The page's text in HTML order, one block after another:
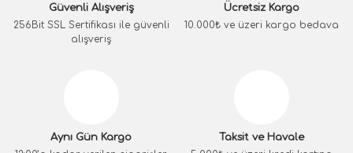
Güvenli Alışveriş
256Bit SSL Sertifikası ile güvenli
alışveriş
Ücretsiz Kargo
10.000₺ ve üzeri kargo bedava
Aynı Gün Kargo
Taksit ve Havale